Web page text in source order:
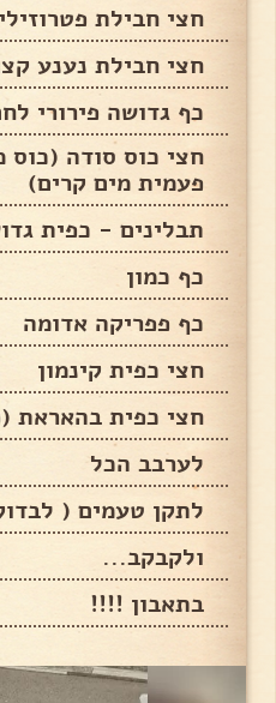
חצי חבילת
חצי חבילת נענע
כף גדושה פירורי
חצי כוס סודה
פעמית מים קרים)
תבלינים - כפית
כף כמון
כף פפריקה אדומה
חצי כפית קינמון
חצי כפית בהאראת
לערבב הכל
לתקן טעמים (
ולקבקב...
בתאבון !!!!